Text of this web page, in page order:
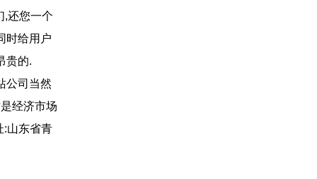
,还您一个
时给用户
贵的.
公司当然
经济市场
:山东省青